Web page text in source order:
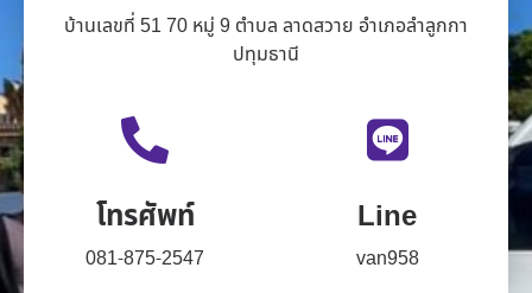
บ้านเลขที่ 51 70 หมู่ 9 ตำบล ลาดสวาย อำเภอลำลูกกา
ปทุมธานี
โทรศัพท์
081-875-2547
Line
van958